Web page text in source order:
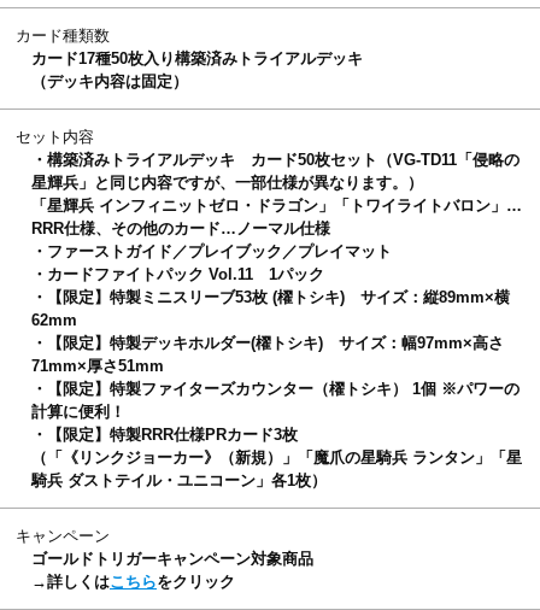
カード種類数
カード17種50枚入り構築済みトライアルデッキ
（デッキ内容は固定）
セット内容
・構築済みトライアルデッキ カード50枚セット（VG-TD11「侵略の
星輝兵」と同じ内容ですが、一部仕様が異なります。）
「星輝兵 インフィニットゼロ・ドラゴン」「トワイライトバロン」…
RRR仕様、その他のカード…ノーマル仕様
・ファーストガイド／プレイブック／プレイマット
・カードファイトパック Vol.11 1パック
・【限定】特製ミニスリーブ53枚 (櫂トシキ) サイズ：縦89mm×横
62mm
・【限定】特製デッキホルダー(櫂トシキ) サイズ：幅97mm×高さ
71mm×厚さ51mm
・【限定】特製ファイターズカウンター（櫂トシキ） 1個 ※パワーの
計算に便利！
・【限定】特製RRR仕様PRカード3枚
（「《リンクジョーカー》（新規）」「魔爪の星騎兵 ランタン」「星
騎兵 ダストテイル・ユニコーン」各1枚）
キャンペーン
ゴールドトリガーキャンペーン対象商品
→詳しくはこちらをクリック